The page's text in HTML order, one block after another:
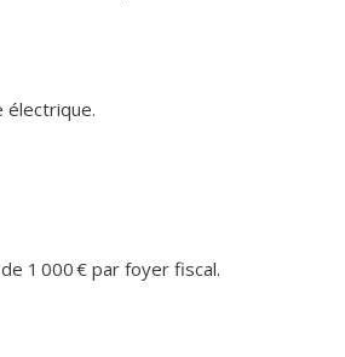
électrique.
1 000 € par foyer fiscal.